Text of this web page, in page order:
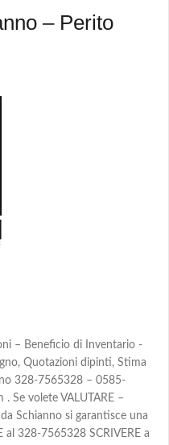
– Perito
– Beneficio di Inventario -
Quotazioni dipinti, Stima
328-7565328 – 0585-
Se volete VALUTARE –
Schianno si garantisce una
al 328-7565328 SCRIVERE a